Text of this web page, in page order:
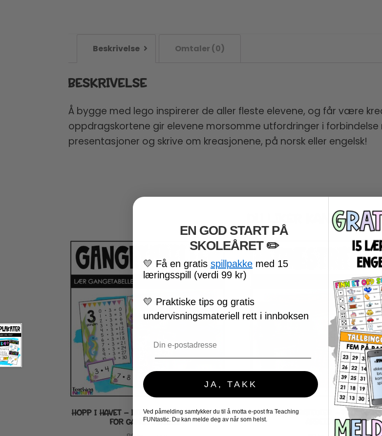
Beskrivelse Omtaler (0)
BESKRIVELSE
Å bygge med lego inspirerer de aller fleste elevene, og får være
oppdragskortene gir elevene morsomme utfordringer i
presentasjoner og skrive om kreasjonene, på norsk eller engelsk!
DU LIKER KANSKJE
HOPP I HAVET – DIFFERENSIERT OPPLEGG
FOR GANGETABELLEN
REGNESTRATEGIER – PLAKATER
ARBEIDSARK
EN GOD START PÅ
SKOLEÅRET​ ✏️
💛 Få en gratis spillpakke med 15
læringsspill (verdi 99 kr)
💛 Praktiske tips og gratis
undervisningsmateriell rett i innboksen
JA, TAKK
Ved påmelding samtykker du til å motta e-post fra Teaching
FUNtastic. Du kan melde deg av når som helst.